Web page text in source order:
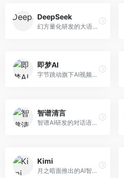
DeepSeek
幻方量化研发的大语言模型平台，专注于深度推理和代码生成能力。面向开发者、研究人员和技术爱好者，提供强大的逻辑推理和数学计算功能，开源生态完善，API接口友好。
即梦AI
字节跳动旗下AI视频创作平台，支持多模态内容生成。面向内容创作者和营销人员，提供文生视频、图生视频、智能剪辑等功能，中文理解能力强，创作效率高。
智谱清言
智谱AI研发的对话语言模型，支持中英双语交互。面向中文用户和开发者，提供知识问答、代码编写、文档解读等服务，开源生态完善，学术研究背景深厚。
Kimi
月之暗面推出的AI智能助手，核心优势在于超长文本处理能力，支持20万字以上文档分析。面向学术研究者、职场人士和内容创作者，提供文档解读、PPT生成、联网搜索等综合服务。